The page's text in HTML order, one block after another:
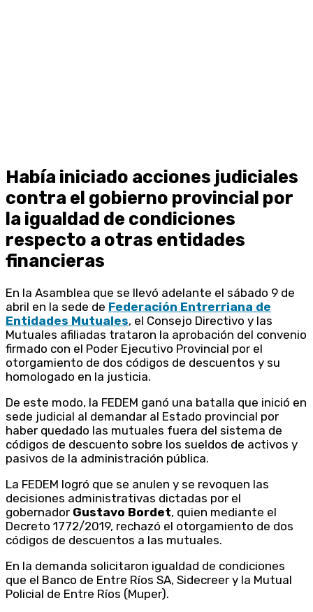
Había iniciado acciones judiciales
contra el gobierno provincial por
la igualdad de condiciones
respecto a otras entidades
financieras
En la Asamblea que se llevó adelante el sábado 9 de
abril en la sede de Federación Entrerriana de
Entidades Mutuales, el Consejo Directivo y las
Mutuales afiliadas trataron la aprobación del convenio
firmado con el Poder Ejecutivo Provincial por el
otorgamiento de dos códigos de descuentos y su
homologado en la justicia.
De este modo, la FEDEM ganó una batalla que inició en
sede judicial al demandar al Estado provincial por
haber quedado las mutuales fuera del sistema de
códigos de descuento sobre los sueldos de activos y
pasivos de la administración pública.
La FEDEM logró que se anulen y se revoquen las
decisiones administrativas dictadas por el
gobernador Gustavo Bordet, quien mediante el
Decreto 1772/2019, rechazó el otorgamiento de dos
códigos de descuentos a las mutuales.
En la demanda solicitaron igualdad de condiciones
que el Banco de Entre Ríos SA, Sidecreer y la Mutual
Policial de Entre Ríos (Muper).